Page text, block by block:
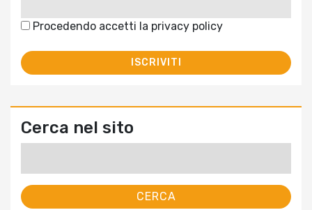
Procedendo accetti la privacy policy
Cerca nel sito